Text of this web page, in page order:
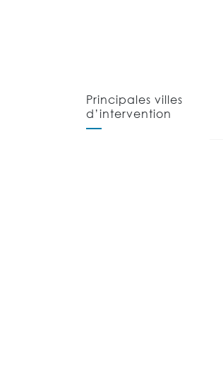
Principales villes
d’intervention